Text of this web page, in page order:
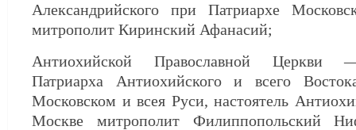
Александрийского при Патриархе
митрополит Киринский Афанасий;
Антиохийской Православной Церкви —
Патриарха Антиохийского и всего
Московском и всея Руси, настоятель
Москве митрополит Филиппопольский